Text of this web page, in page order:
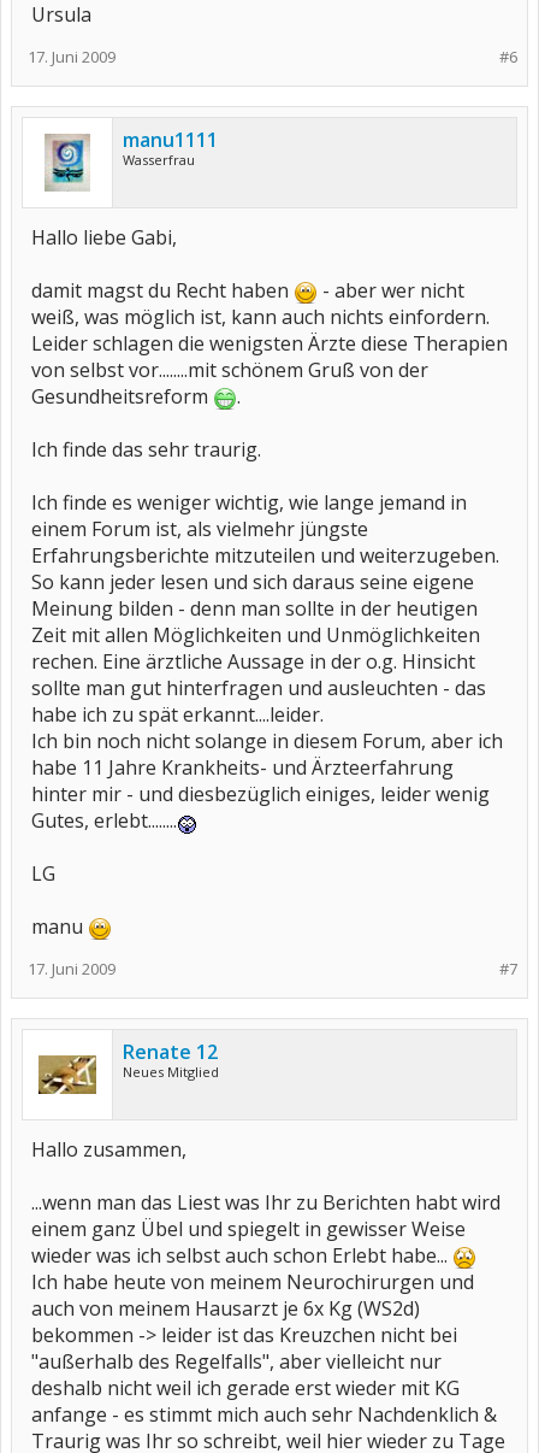
Ursula
#6
17. Juni 2009
manu1111
Wasserfrau
Hallo liebe Gabi,
damit magst du Recht haben
- aber wer nicht
weiß, was möglich ist, kann auch nichts einfordern.
Leider schlagen die wenigsten Ärzte diese Therapien
von selbst vor........mit schönem Gruß von der
Gesundheitsreform
.
Ich finde das sehr traurig.
Ich finde es weniger wichtig, wie lange jemand in
einem Forum ist, als vielmehr jüngste
Erfahrungsberichte mitzuteilen und weiterzugeben.
So kann jeder lesen und sich daraus seine eigene
Meinung bilden - denn man sollte in der heutigen
Zeit mit allen Möglichkeiten und Unmöglichkeiten
rechen. Eine ärztliche Aussage in der o.g. Hinsicht
sollte man gut hinterfragen und ausleuchten - das
habe ich zu spät erkannt....leider.
Ich bin noch nicht solange in diesem Forum, aber ich
habe 11 Jahre Krankheits- und Ärzteerfahrung
hinter mir - und diesbezüglich einiges, leider wenig
Gutes, erlebt........
LG
manu
#7
17. Juni 2009
Renate 12
Neues Mitglied
Hallo zusammen,
...wenn man das Liest was Ihr zu Berichten habt wird
einem ganz Übel und spiegelt in gewisser Weise
wieder was ich selbst auch schon Erlebt habe...
Ich habe heute von meinem Neurochirurgen und
auch von meinem Hausarzt je 6x Kg (WS2d)
bekommen -> leider ist das Kreuzchen nicht bei
"außerhalb des Regelfalls", aber vielleicht nur
deshalb nicht weil ich gerade erst wieder mit KG
anfange - es stimmt mich auch sehr Nachdenklich &
Traurig was Ihr so schreibt, weil hier wieder zu Tage